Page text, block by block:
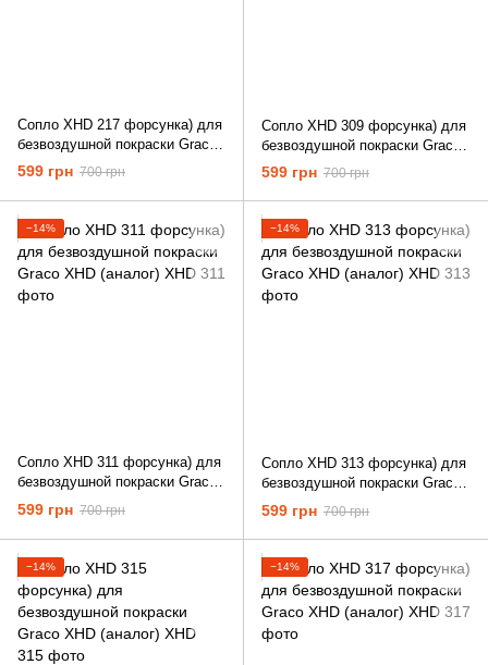
Сопло XHD 217 форсунка) для
безвоздушной покраски Graco
XHD (аналог)
599 грн 700 грн
Сопло XHD 309 форсунка) для
безвоздушной покраски Graco
XHD (аналог)
599 грн 700 грн
−14%
Сопло XHD 311 форсунка) для
безвоздушной покраски Graco
XHD (аналог)
599 грн 700 грн
−14%
Сопло XHD 313 форсунка) для
безвоздушной покраски Graco
XHD (аналог)
599 грн 700 грн
−14% −14%